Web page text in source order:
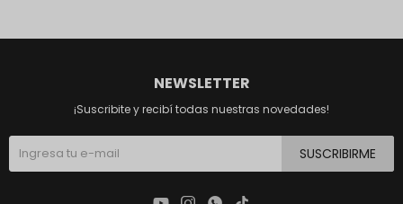
NEWSLETTER
¡Suscribite y recibí todas nuestras novedades!
SUSCRIBIRME